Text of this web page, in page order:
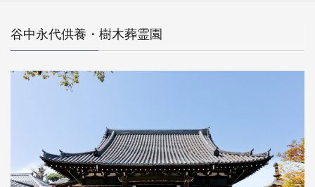
谷中永代供養・樹木葬霊園